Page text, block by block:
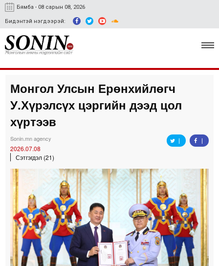
Бямба - 08 сарын 08, 2026
Бидэнтэй нэгдээрэй:
Улс төр, эдийн засаг
Гэмт хэрэг
Easy news
Монгол Улсын Ерөнхийлөгч
У.Хүрэлсүх цэргийн дээд цол
хүртээв
Sonin.mn agency
2026.07.08
Сэтгэгдэл (21)